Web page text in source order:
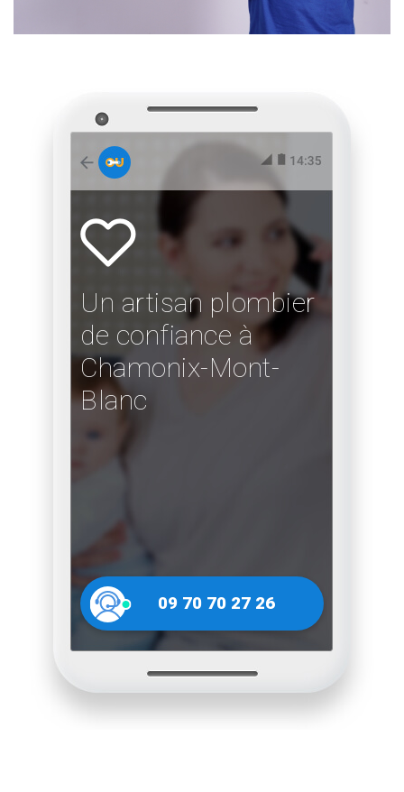
Un artisan plombier
de confiance à
Chamonix-Mont-
Blanc
09 70 70 27 26